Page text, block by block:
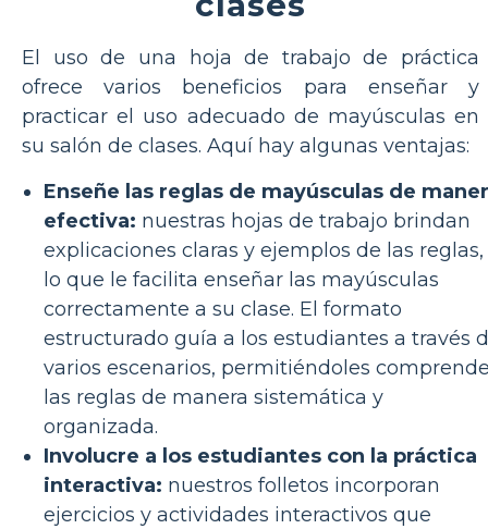
El uso de una hoja de trabajo de práctica
ofrece varios beneficios para enseñar y
practicar el uso adecuado de mayúsculas en
su salón de clases. Aquí hay algunas ventajas:
Enseñe las reglas de mayúsculas de
efectiva: nuestras hojas de trabajo brindan
explicaciones claras y ejemplos de las reglas,
lo que le facilita enseñar las mayúsculas
correctamente a su clase. El formato
estructurado guía a los estudiantes a través
varios escenarios, permitiéndoles
las reglas de manera sistemática y
organizada.
Involucre a los estudiantes con la práctica
interactiva: nuestros folletos incorporan
ejercicios y actividades interactivos que